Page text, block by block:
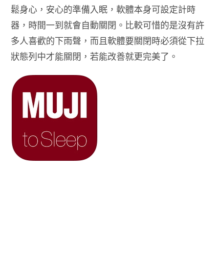
鬆身心，安心的準備入眠，軟體本身可設定計時
器，時間一到就會自動關閉。比較可惜的是沒有許
多人喜歡的下雨聲，而且軟體要關閉時必須從下拉
狀態列中才能關閉，若能改善就更完美了。